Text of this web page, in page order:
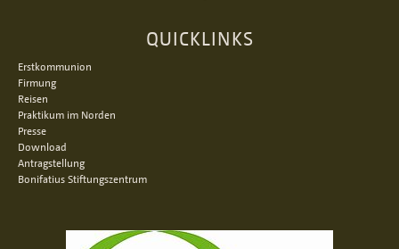
QUICKLINKS
Erstkommunion
Firmung
Reisen
Praktikum im Norden
Presse
Download
Antragstellung
Bonifatius Stiftungszentrum